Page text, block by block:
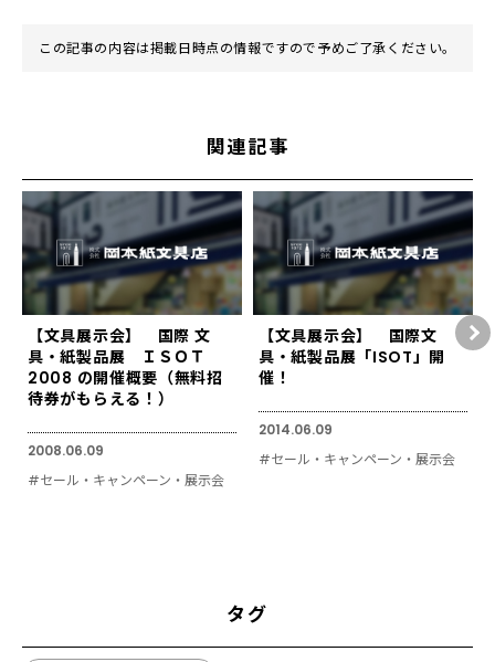
この記事の内容は掲載日時点の情報ですので予めご了承ください。
関連記事
【文具展示会】 国際 文
具・紙製品展 ＩＳＯＴ
2008 の開催概要（無料招
待券がもらえる！）
2008.06.09
#セール・キャンペーン・展示会
【文具展示会】 国際文
具・紙製品展「ISOT」開
催！
2014.06.09
#セール・キャンペーン・展示会
タグ